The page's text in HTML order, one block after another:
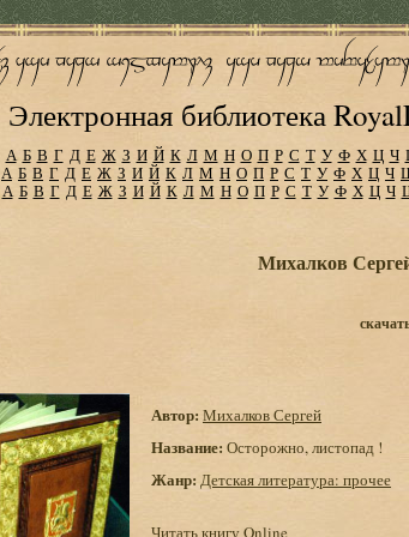
Электронная библиотека
А Б В Г Д Е Ж З И Й К Л М Н О П Р С Т У Ф Х Ц Ч
А Б В Г Д Е Ж З И Й К Л М Н О П Р С Т У Ф Х Ц Ч
А Б В Г Д Е Ж З И Й К Л М Н О П Р С Т У Ф Х Ц Ч
Михалков
Автор: Михалков Сергей
Название: Осторожно, листопад !
Жанр: Детская литература: прочее
Читать книгу Online